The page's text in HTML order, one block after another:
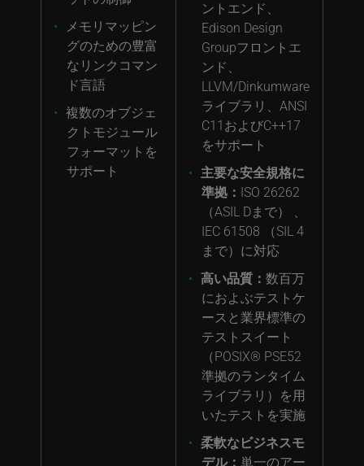
メモリマッピン
グのための豊富
なリンクコマン
ド言語
複数のオブジェ
クトモジュール
フォーマットを
サポート
ントエンド、
Edison Design
Groupフロントエ
ンド、
LLVM/Dinkumware
ライブラリ、ANSI
C11およびC++17
をサポート
主要な安全規格に
準拠： ISO 26262
（ASIL Dまで） 、
IEC 61508 （SIL 4
まで）に対応
高い品質： 数百万
におよぶテストケ
ースと業界標準の
テストスイート
（POSIX® PSE52
準拠のランタイム
ライブラリ）を用
いたテストを実施
柔軟なビジネスモ
デル： 単一のアー